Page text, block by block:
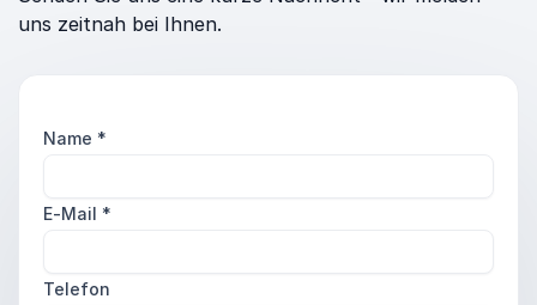
uns zeitnah bei Ihnen.
Name *
E-Mail *
Telefon